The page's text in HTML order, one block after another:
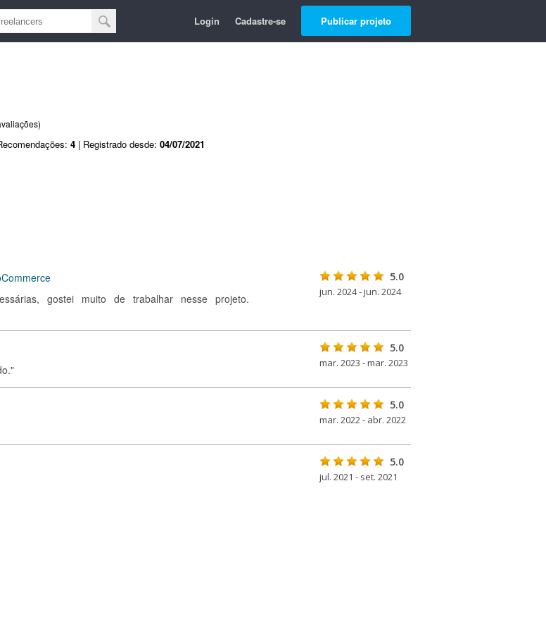
Login Cadastre-se Publicar projeto
4 | Registrado desde: 04/07/2021
gostei muito de trabalhar nesse projeto.
5.0
jun. 2024 - jun. 2024
5.0
mar. 2023 - mar. 2023
5.0
mar. 2022 - abr. 2022
5.0
jul. 2021 - set. 2021